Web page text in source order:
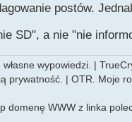
postów.
SD", a nie "nie
wypowiedzi. |
prywatność. | OTR. Moje
domenę WWW z linka